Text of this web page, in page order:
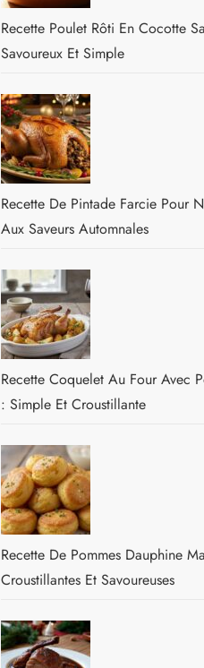
Recette Poulet Rôti En Cocotte
Savoureux Et Simple
Recette De Pintade Farcie Pour
Aux Saveurs Automnales
Recette Coquelet Au Four Avec
: Simple Et Croustillante
Recette De Pommes Dauphine
Croustillantes Et Savoureuses